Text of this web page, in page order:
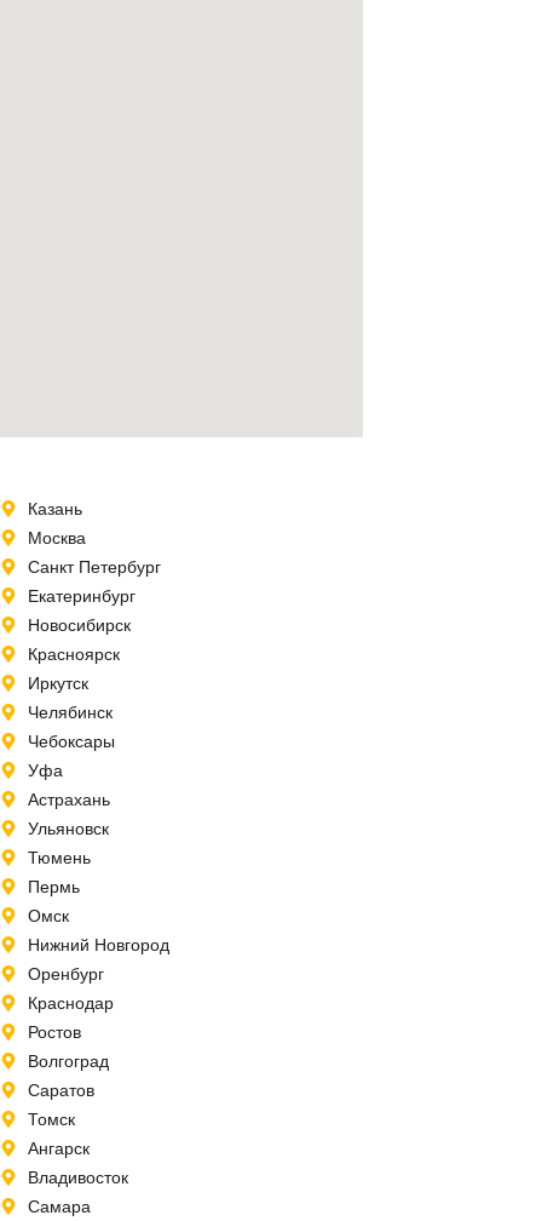
Казань
Москва
Санкт Петербург
Екатеринбург
Новосибирск
Красноярск
Иркутск
Челябинск
Чебоксары
Уфа
Астрахань
Ульяновск
Тюмень
Пермь
Омск
Нижний Новгород
Оренбург
Краснодар
Ростов
Волгоград
Саратов
Томск
Ангарск
Владивосток
Самара